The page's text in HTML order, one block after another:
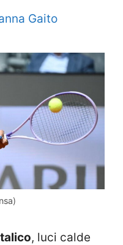
Gaito
, luci calde